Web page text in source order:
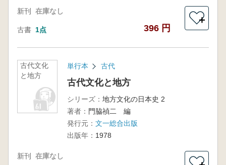
新刊 在庫なし
古書 1点 396 円
＋
古代文化
と地方
単行本 古代
古代文化と地方
シリーズ： 地方文化の日本史 2
著者： 門脇禎二 編
発行元： 文一総合出版
出版年： 1978
新刊 在庫なし